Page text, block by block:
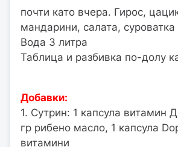
почти като вчера. Гирос,
мандарини, салата,
Вода 3 литра
Таблица и разбивка по-долу
Добавки:
1. Сутрин: 1 капсула витамин
гр рибено масло, 1 капсула
витамини